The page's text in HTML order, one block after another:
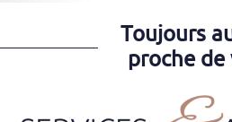
Toujours
proche de